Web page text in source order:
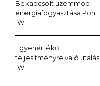
Bekapcsolt üzemmód
energiafogyasztása Pon
[W]
Egyenértékű
teljesítményre való utalás
[W]